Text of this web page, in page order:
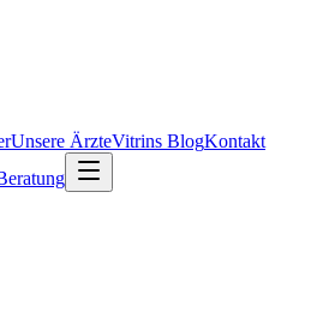
Unsere ÄrzteVitrins BlogKontakt